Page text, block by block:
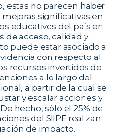
estas no parecen haber
significativas en
educativos del país en
de acceso, calidad y
puede estar asociado a
con respecto al
recursos invertidos de
a lo largo del
a partir de la cual se
y escalar acciones y
hecho, sólo el 25% de
del SIIPE realizan
de impacto.